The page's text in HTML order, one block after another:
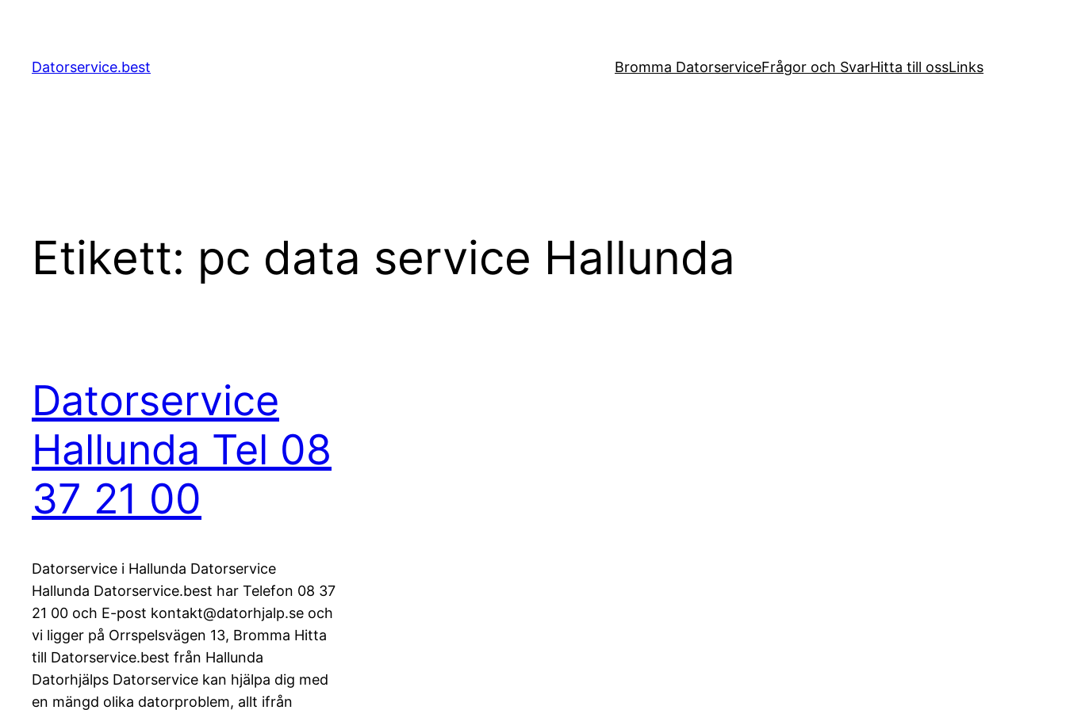
innehåll
Datorservice.best Bromma DatorserviceFrågor och SvarHitta till ossLinks
Etikett: pc data service Hallunda
Datorservice
Hallunda Tel 08
37 21 00
Datorservice i Hallunda Datorservice
Hallunda Datorservice.best har Telefon 08 37
21 00 och E-post kontakt@datorhjalp.se och
vi ligger på Orrspelsvägen 13, Bromma Hitta
till Datorservice.best från Hallunda
Datorhjälps Datorservice kan hjälpa dig med
en mängd olika datorproblem, allt ifrån